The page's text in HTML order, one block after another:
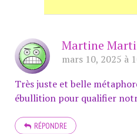
Martine
mars 10, 2025 à
Très juste et belle
ébullition pour qualifier
RÉPONDRE